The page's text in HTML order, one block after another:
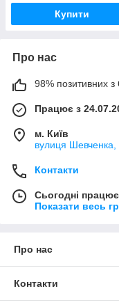
Купити
Про нас
98% позитивних з
Працює з
м. Київ
вулиця Шевченка,
Контакти
Сьогодні
Показати весь
Про нас
Контакти